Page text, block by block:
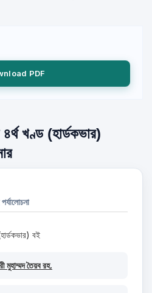
PDF
খণ্ড (হার্ডকভার)
বই
মুহাম্মদ তৈয়ব রহ.